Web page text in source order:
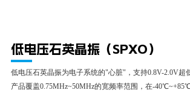
低电压石英晶振（SPXO）
低电压石英晶振为电子系统的"心脏"，支持0.8V-2.0V超
产品覆盖0.75MHz~50MHz的宽频率范围，在-